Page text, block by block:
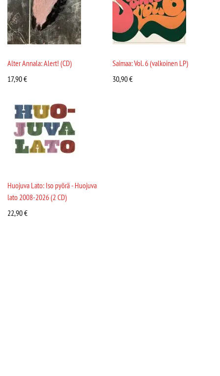
Alter Annala: Alert! (CD)
17,90€
Saimaa: Vol. 6 (valkoinen LP)
30,90€
Huojuva Lato: Iso pyörä - Huojuva
lato 2008-2026 (2 CD)
22,90€